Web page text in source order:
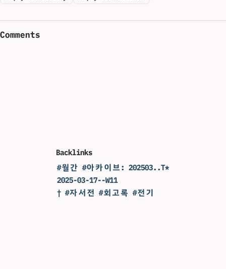
Comments
Backlinks
#월간 #아카이브: 202503..T*
2025-03-17--W11
† #자서전 #회고록 #전기